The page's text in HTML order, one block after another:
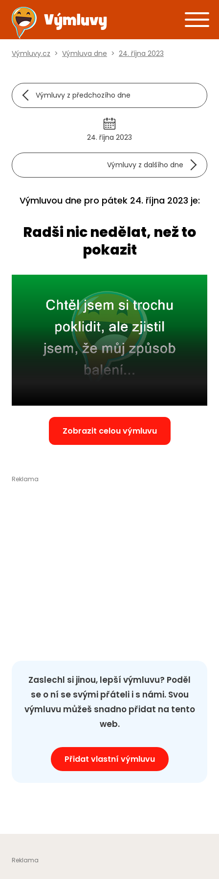
Výmluvy.cz > Výmluva dne > 24. října 2023
Výmluvy z předchozího dne
24. října 2023
Výmluvy z dalšího dne
Výmluvou dne pro pátek 24. října 2023 je:
Radši nic nedělat, než to
pokazit
Zobrazit celou výmluvu
Zaslechl si jinou, lepší výmluvu? Poděl
se o ní se svými přáteli i s námi. Svou
výmluvu můžeš snadno přidat na tento
web.
Přidat vlastní výmluvu